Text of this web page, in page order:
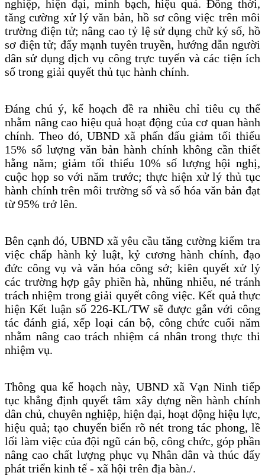
nghiệp, hiện đại, minh bạch, hiệu quả. Đồng thời,
tăng cường xử lý văn bản, hồ sơ công việc trên môi
trường điện tử; nâng cao tỷ lệ sử dụng chữ ký số, hồ
sơ điện tử; đẩy mạnh tuyên truyền, hướng dẫn người
dân sử dụng dịch vụ công trực tuyến và các tiện ích
số trong giải quyết thủ tục hành chính.
Đáng chú ý, kế hoạch đề ra nhiều chỉ tiêu cụ thể
nhằm nâng cao hiệu quả hoạt động của cơ quan hành
chính. Theo đó, UBND xã phấn đấu giảm tối thiểu
15% số lượng văn bản hành chính không cần thiết
hằng năm; giảm tối thiểu 10% số lượng hội nghị,
cuộc họp so với năm trước; thực hiện xử lý thủ tục
hành chính trên môi trường số và số hóa văn bản đạt
từ 95% trở lên.
Bên cạnh đó, UBND xã yêu cầu tăng cường kiểm tra
việc chấp hành kỷ luật, kỷ cương hành chính, đạo
đức công vụ và văn hóa công sở; kiên quyết xử lý
các trường hợp gây phiền hà, nhũng nhiễu, né tránh
trách nhiệm trong giải quyết công việc. Kết quả thực
hiện Kết luận số 226-KL/TW sẽ được gắn với công
tác đánh giá, xếp loại cán bộ, công chức cuối năm
nhằm nâng cao trách nhiệm cá nhân trong thực thi
nhiệm vụ.
Thông qua kế hoạch này, UBND xã Vạn Ninh tiếp
tục khẳng định quyết tâm xây dựng nền hành chính
dân chủ, chuyên nghiệp, hiện đại, hoạt động hiệu lực,
hiệu quả; tạo chuyển biến rõ nét trong tác phong, lề
lối làm việc của đội ngũ cán bộ, công chức, góp phần
nâng cao chất lượng phục vụ Nhân dân và thúc đẩy
phát triển kinh tế - xã hội trên địa bàn./.